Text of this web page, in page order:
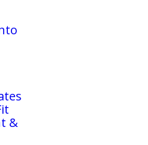
&